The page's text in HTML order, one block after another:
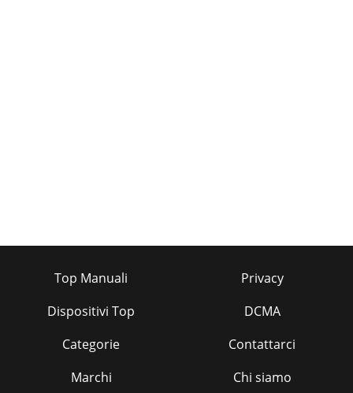
Top Manuali
Dispositivi Top
Categorie
Marchi
Privacy
DCMA
Contattarci
Chi siamo